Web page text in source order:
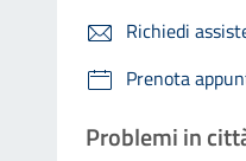
Richiedi
Prenota
Problemi in